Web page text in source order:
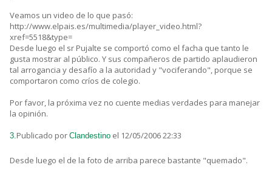
Veamos un video de lo que pasó:
http://www.elpais.es/multimedia/player_video.html?
xref=5518&type=
Desde luego el sr Pujalte se comportó como el facha que tanto le
gusta mostrar al público. Y sus compañeros de partido aplaudieron
tal arrogancia y desafío a la autoridad y "vociferando", porque se
comportaron como críos de colegio.
Por favor, la próxima vez no cuente medias verdades para manejar
la opinión.
3.Publicado por Clandestino el 12/05/2006 22:33
Desde luego el de la foto de arriba parece bastante "quemado".